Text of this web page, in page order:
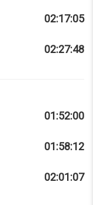
02:17:05
02:27:48
01:52:00
01:58:12
02:01:07